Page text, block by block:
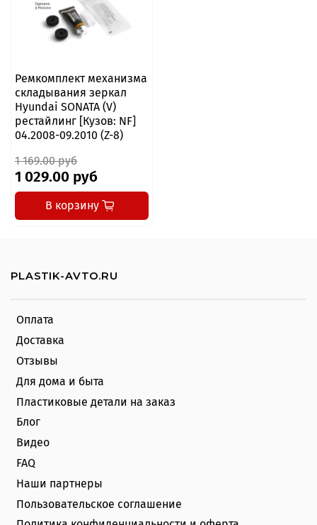
Ремкомплект механизма
складывания зеркал
Hyundai SONATA (V)
рестайлинг [Кузов: NF]
04.2008-09.2010 (Z-8)
1 169.00 руб
1 029.00 руб
В корзину
Оплата
Доставка
Отзывы
Для дома и быта
Пластиковые детали на заказ
Блог
Видео
FAQ
Наши партнеры
Пользовательское соглашение
PLASTIK-AVTO.RU